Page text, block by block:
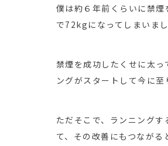
僕は約６年前くらいに禁
で72kgになってしまいまし
禁煙を成功したくせに太
ングがスタートして今に至
ただそこで、ランニング
て、その改善にもつなが